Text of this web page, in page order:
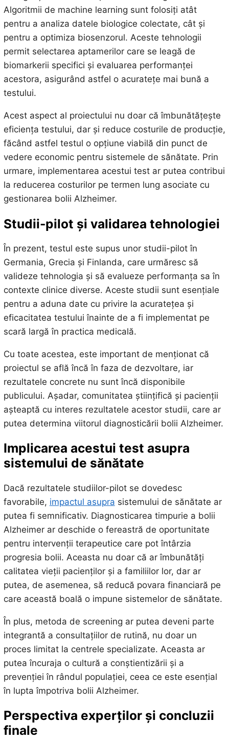
Algoritmii de machine learning sunt folosiți atât
pentru a analiza datele biologice colectate, cât și
pentru a optimiza biosenzorul. Aceste tehnologii
permit selectarea aptamerilor care se leagă de
biomarkerii specifici și evaluarea performanței
acestora, asigurând astfel o acuratețe mai bună a
testului.
Acest aspect al proiectului nu doar că îmbunătățește
eficiența testului, dar și reduce costurile de producție,
făcând astfel testul o opțiune viabilă din punct de
vedere economic pentru sistemele de sănătate. Prin
urmare, implementarea acestui test ar putea contribui
la reducerea costurilor pe termen lung asociate cu
gestionarea bolii Alzheimer.
Studii-pilot și validarea tehnologiei
În prezent, testul este supus unor studii-pilot în
Germania, Grecia și Finlanda, care urmăresc să
valideze tehnologia și să evalueze performanța sa în
contexte clinice diverse. Aceste studii sunt esențiale
pentru a aduna date cu privire la acuratețea și
eficacitatea testului înainte de a fi implementat pe
scară largă în practica medicală.
Cu toate acestea, este important de menționat că
proiectul se află încă în faza de dezvoltare, iar
rezultatele concrete nu sunt încă disponibile
publicului. Așadar, comunitatea științifică și pacienții
așteaptă cu interes rezultatele acestor studii, care ar
putea determina viitorul diagnosticării bolii Alzheimer.
Implicarea acestui test asupra
sistemului de sănătate
Dacă rezultatele studiilor-pilot se dovedesc
favorabile, impactul asupra sistemului de sănătate ar
putea fi semnificativ. Diagnosticarea timpurie a bolii
Alzheimer ar deschide o fereastră de oportunitate
pentru intervenții terapeutice care pot întârzia
progresia bolii. Aceasta nu doar că ar îmbunătăți
calitatea vieții pacienților și a familiilor lor, dar ar
putea, de asemenea, să reducă povara financiară pe
care această boală o impune sistemelor de sănătate.
În plus, metoda de screening ar putea deveni parte
integrantă a consultațiilor de rutină, nu doar un
proces limitat la centrele specializate. Aceasta ar
putea încuraja o cultură a conștientizării și a
prevenției în rândul populației, ceea ce este esențial
în lupta împotriva bolii Alzheimer.
Perspectiva experților și concluzii
finale